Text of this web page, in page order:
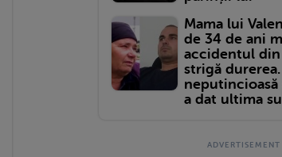
Mama lui
de 34 de ani
accidentul din
strigă
a dat ultima